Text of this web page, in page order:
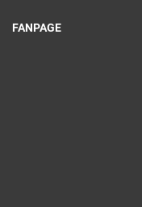
FANPAGE